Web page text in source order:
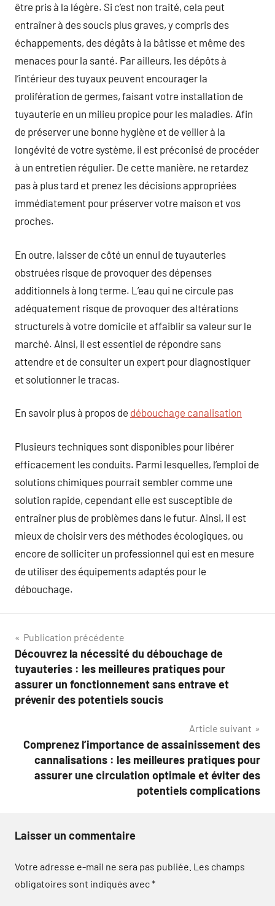
être pris à la légère. Si c’est non traité, cela peut
entraîner à des soucis plus graves, y compris des
échappements, des dégâts à la bâtisse et même des
menaces pour la santé. Par ailleurs, les dépôts à
l’intérieur des tuyaux peuvent encourager la
prolifération de germes, faisant votre installation de
tuyauterie en un milieu propice pour les maladies. Afin
de préserver une bonne hygiène et de veiller à la
longévité de votre système, il est préconisé de procéder
à un entretien régulier. De cette manière, ne retardez
pas à plus tard et prenez les décisions appropriées
immédiatement pour préserver votre maison et vos
proches.
En outre, laisser de côté un ennui de tuyauteries
obstruées risque de provoquer des dépenses
additionnels à long terme. L’eau qui ne circule pas
adéquatement risque de provoquer des altérations
structurels à votre domicile et affaiblir sa valeur sur le
marché. Ainsi, il est essentiel de répondre sans
attendre et de consulter un expert pour diagnostiquer
et solutionner le tracas.
En savoir plus à propos de débouchage canalisation
Plusieurs techniques sont disponibles pour libérer
efficacement les conduits. Parmi lesquelles, l’emploi de
solutions chimiques pourrait sembler comme une
solution rapide, cependant elle est susceptible de
entraîner plus de problèmes dans le futur. Ainsi, il est
mieux de choisir vers des méthodes écologiques, ou
encore de solliciter un professionnel qui est en mesure
de utiliser des équipements adaptés pour le
débouchage.
Navigation
de
l’article
Publication précédente
Découvrez la nécessité du débouchage de
tuyauteries : les meilleures pratiques pour
assurer un fonctionnement sans entrave et
prévenir des potentiels soucis
Article suivant
Comprenez l’importance de assainissement des
cannalisations : les meilleures pratiques pour
assurer une circulation optimale et éviter des
potentiels complications
Laisser un commentaire
Votre adresse e-mail ne sera pas publiée. Les champs
obligatoires sont indiqués avec*